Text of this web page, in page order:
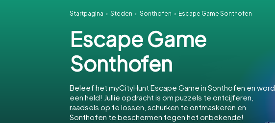
Startpagina Steden Sonthofen Escape Game Sonthofen
Escape Game
Sonthofen
Beleef het myCityHunt Escape Game in Sonthofen en word
een held! Jullie opdracht is om puzzels te ontcijferen,
raadsels op te lossen, schurken te ontmaskeren en
Sonthofen te beschermen tegen het onbekende!